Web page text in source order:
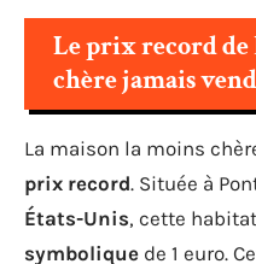
Le prix record de
chère jamais
La maison la moins
prix record. Située à
États-Unis, cette
symbolique de 1 euro.